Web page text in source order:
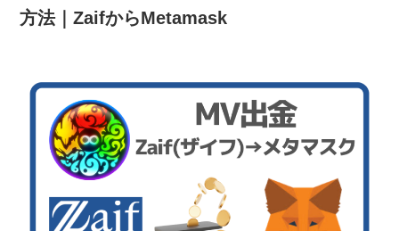
方法｜ZaifからMetamask